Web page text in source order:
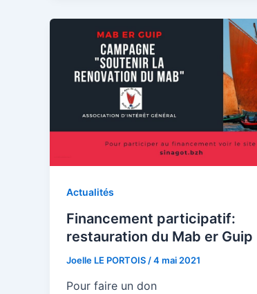
Actualités
Financement participatif:
restauration du Mab er Guip
Joelle LE PORTOIS /4 mai 2021
Pour faire un don